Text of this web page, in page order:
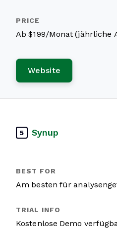
Ab $199/Monat (jährliche
Website
5 Synup
Am besten für
Kostenlose Demo